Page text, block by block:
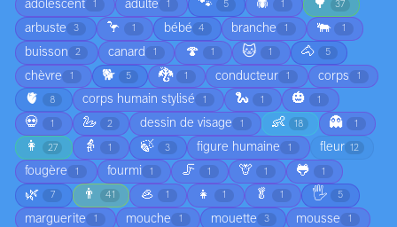
adolescent 1 adulte 1 🐾 5 🕷️ 1 🌳 37
arbuste 3 🦩 1 bébé 4 branche 1 🐃 1
buisson 2 canard 1 🍄 1 🐱 1 🐴 5
chèvre 1 🐕 5 🐉 1 conducteur 1 corps 1
🫀 8 corps humain stylisé 1 🐍 1 🎃 1
💀 1 🦢 2 dessin de visage 1 👶 18 👻 1
👩 27 👵 1 🍃 3 figure humaine 1 fleur 12
fougère 1 fourmi 1 🦵 1 🦒 1 🐸 1
🌿 7 👨 41 🦪 1 👧 1 🥬 1 🖐️ 5
marguerite 1 mouche 1 mouette 3 mousse 1